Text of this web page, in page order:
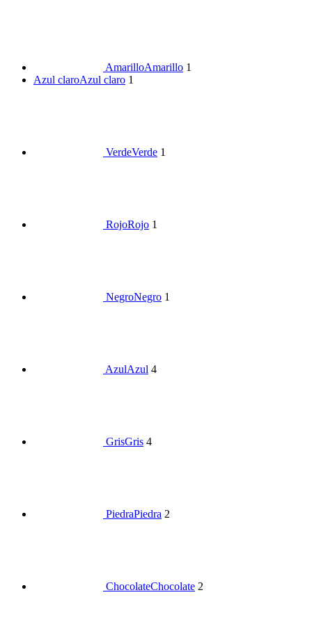
AmarilloAmarillo 1
Azul claroAzul claro 1
VerdeVerde 1
RojoRojo 1
NegroNegro 1
AzulAzul 4
GrisGris 4
PiedraPiedra 2
ChocolateChocolate 2